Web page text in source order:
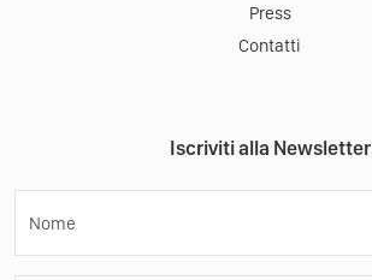
Press
Contatti
Iscriviti alla Newsletter
Nome